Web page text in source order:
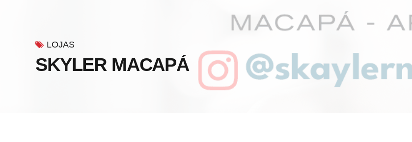
LOJAS
SKYLER MACAPÁ